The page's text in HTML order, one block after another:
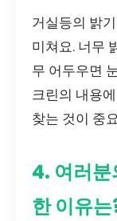
거실등의 밝
미쳐요. 너무
무 어두우면
크린의 내용
찾는 것이 중
4. 여러분
한 이유